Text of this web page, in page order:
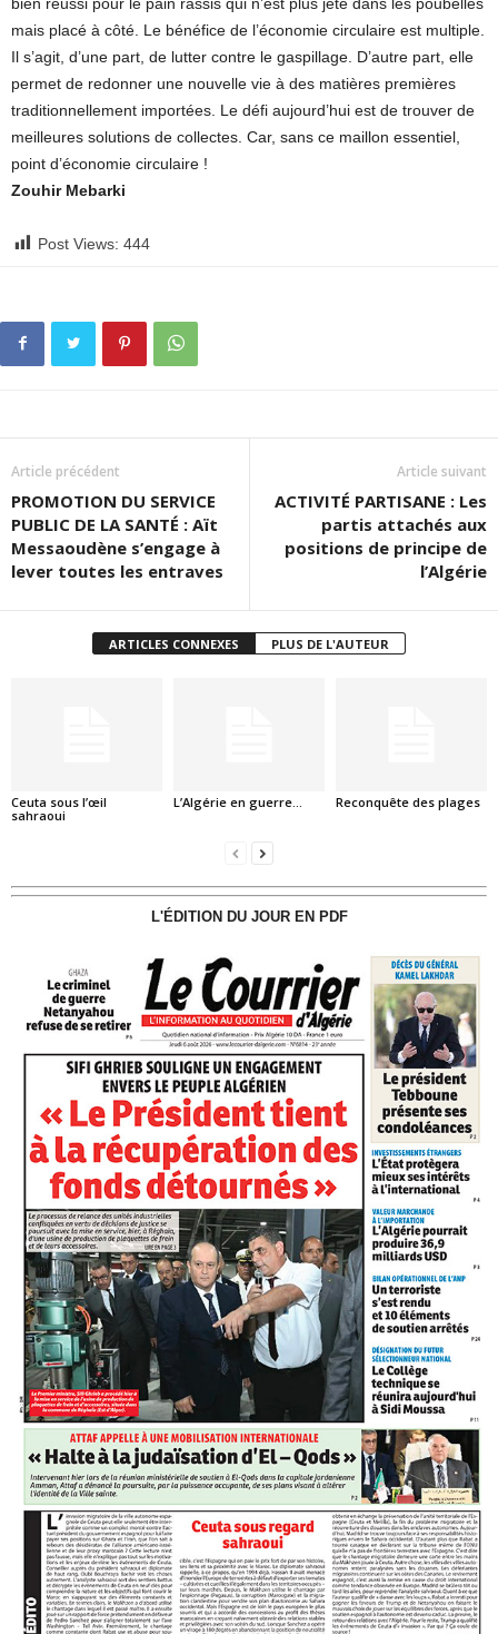
mais placé à côté. Le bénéfice de l’économie circulaire est multiple.
Il s’agit, d’une part, de lutter contre le gaspillage. D’autre part, elle
permet de redonner une nouvelle vie à des matières premières
traditionnellement importées. Le défi aujourd’hui est de trouver de
meilleures solutions de collectes. Car, sans ce maillon essentiel,
point d’économie circulaire !
Zouhir Mebarki
Post Views: 444
Article précédent
PROMOTION DU SERVICE
PUBLIC DE LA SANTÉ : Aït
Messaoudène s’engage à
lever toutes les entraves
Article suivant
ACTIVITÉ PARTISANE : Les
partis attachés aux
positions de principe de
l’Algérie
ARTICLES CONNEXES PLUS DE L'AUTEUR
Ceuta sous l’œil
sahraoui
L’Algérie en guerre… Reconquête des plages
L'ÉDITION DU JOUR EN PDF